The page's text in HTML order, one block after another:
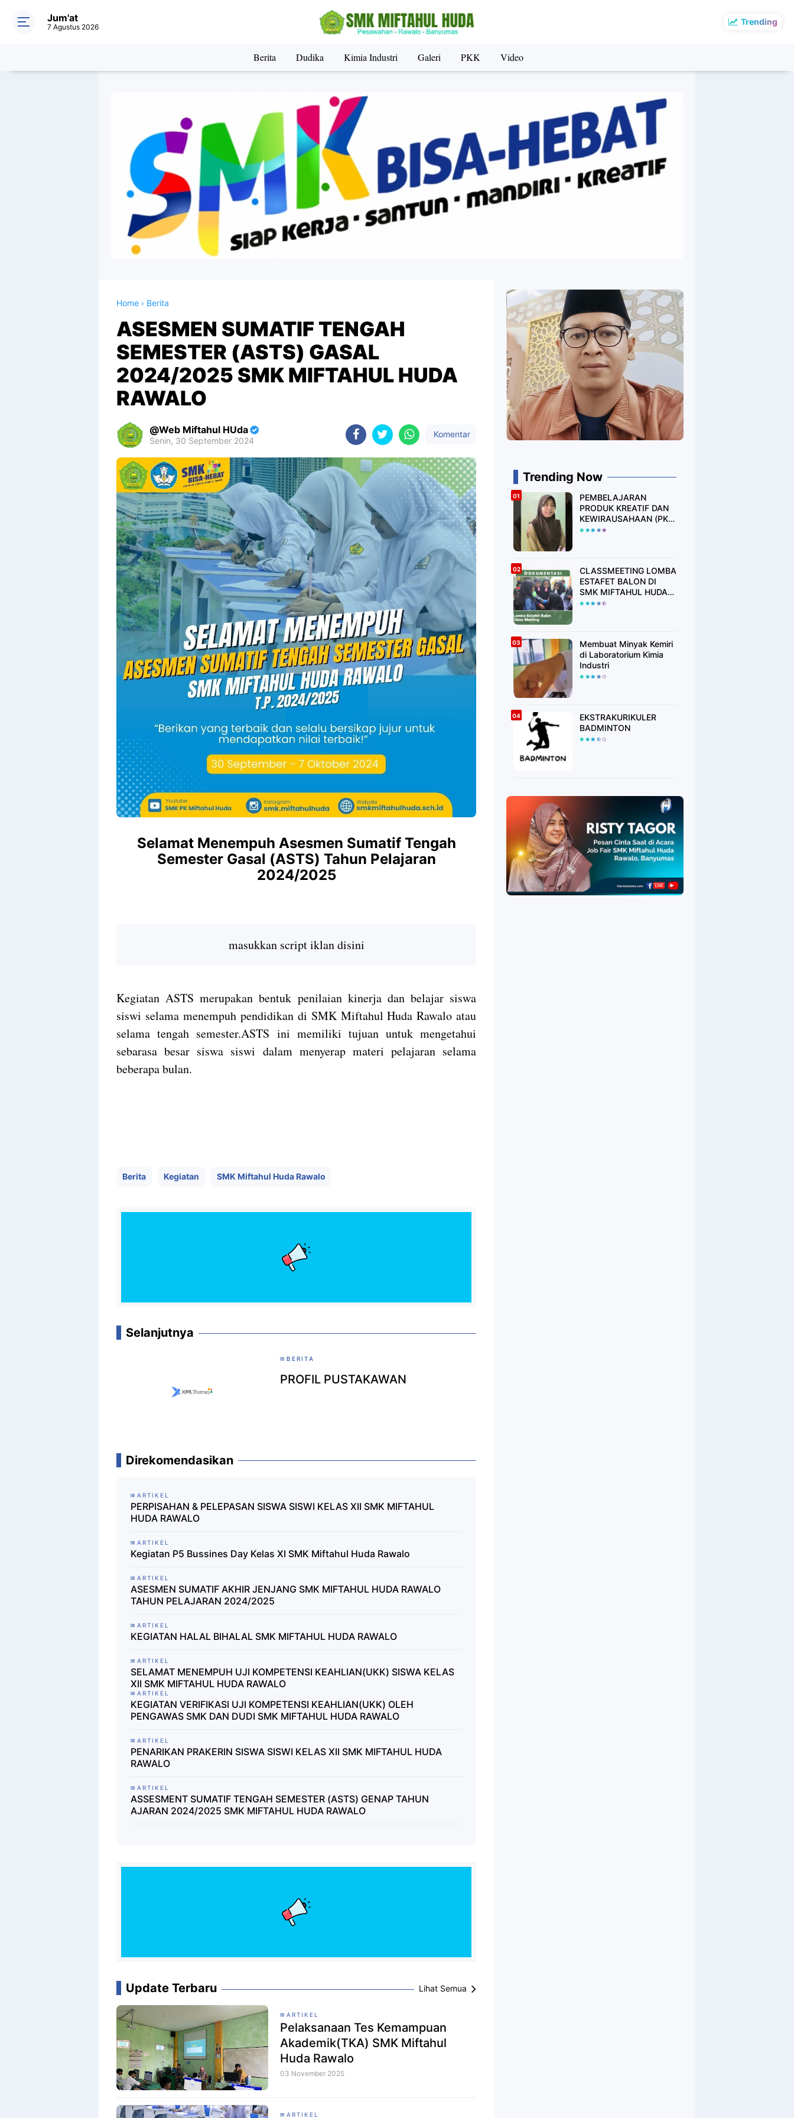
Trending
Jum'at
7 Agustus 2026
Berita Dudika Kimia Industri Galeri PKK Video
Home › Berita
ASESMEN SUMATIF TENGAH
SEMESTER (ASTS) GASAL
2024/2025 SMK MIFTAHUL HUDA
RAWALO
Web Miftahul HUda
Senin, 30 September 2024
Komentar
Premium
By
Raushan
Design
With
Shroff
Templates
Selamat Menempuh Asesmen Sumatif Tengah
Semester Gasal (ASTS) Tahun Pelajaran
2024/2025
masukkan script iklan disini
Kegiatan ASTS merupakan bentuk penilaian kinerja dan belajar siswa
siswi selama menempuh pendidikan di SMK Miftahul Huda Rawalo atau
selama tengah semester.ASTS ini memiliki tujuan untuk mengetahui
sebarasa besar siswa siswi dalam menyerap materi pelajaran selama
beberapa bulan.
Berita Kegiatan SMK Miftahul Huda Rawalo
Selanjutnya
BERITA
PROFIL PUSTAKAWAN
Direkomendasikan
ARTIKEL
PERPISAHAN & PELEPASAN SISWA SISWI KELAS XII SMK MIFTAHUL
HUDA RAWALO
ARTIKEL
Kegiatan P5 Bussines Day Kelas XI SMK Miftahul Huda Rawalo
ARTIKEL
ASESMEN SUMATIF AKHIR JENJANG SMK MIFTAHUL HUDA RAWALO
TAHUN PELAJARAN 2024/2025
ARTIKEL
KEGIATAN HALAL BIHALAL SMK MIFTAHUL HUDA RAWALO
ARTIKEL
SELAMAT MENEMPUH UJI KOMPETENSI KEAHLIAN(UKK) SISWA KELAS
XII SMK MIFTAHUL HUDA RAWALO
ARTIKEL
KEGIATAN VERIFIKASI UJI KOMPETENSI KEAHLIAN(UKK) OLEH
PENGAWAS SMK DAN DUDI SMK MIFTAHUL HUDA RAWALO
ARTIKEL
PENARIKAN PRAKERIN SISWA SISWI KELAS XII SMK MIFTAHUL HUDA
RAWALO
ARTIKEL
ASSESMENT SUMATIF TENGAH SEMESTER (ASTS) GENAP TAHUN
AJARAN 2024/2025 SMK MIFTAHUL HUDA RAWALO
Update Terbaru Lihat Semua
ARTIKEL
Pelaksanaan Tes Kemampuan
Akademik(TKA) SMK Miftahul
Huda Rawalo
03 November 2025
ARTIKEL
Trending Now
PEMBELAJARAN
PRODUK KREATIF DAN
KEWIRAUSAHAAN (PKK)
DESAIN PRODUK
CLASSMEETING LOMBA
ESTAFET BALON DI
SMK MIFTAHUL HUDA
RAWALO
Membuat Minyak Kemiri
di Laboratorium Kimia
Industri
EKSTRAKURIKULER
BADMINTON